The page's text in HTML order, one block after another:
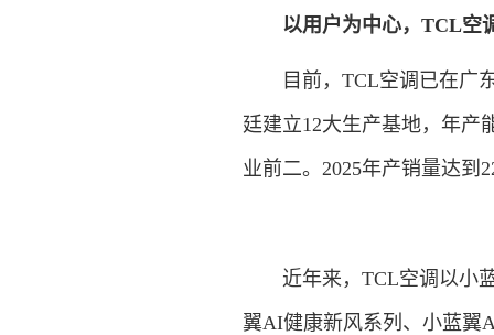
以用户为中心，TCL空
目前，TCL空调已在广东
廷建立12大生产基地，年产
业前二。2025年产销量达到
近年来，TCL空调以小蓝
翼AI健康新风系列、小蓝翼